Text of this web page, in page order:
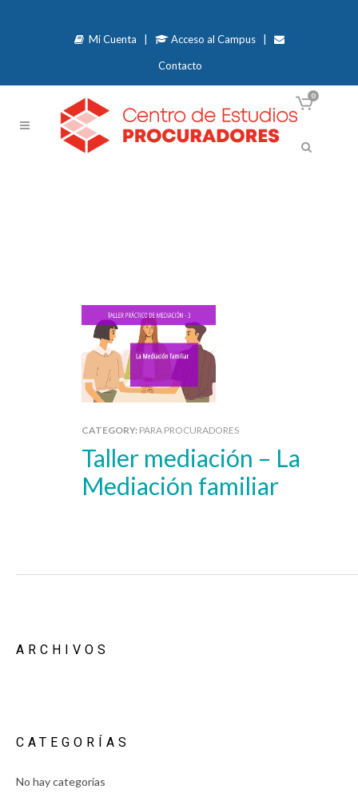
Mi Cuenta Acceso al Campus|
Contacto
0
CATEGORY: PARA PROCURADORES
Taller mediación – La
Mediación familiar
ARCHIVOS
CATEGORÍAS
No hay categorías